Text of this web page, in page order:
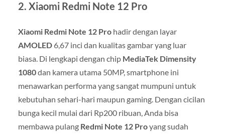
2. Xiaomi Redmi Note 12 Pro
Xiaomi Redmi Note 12 Prohadir dengan layar
AMOLED6,67 inci dan kualitas gambar yang luar
biasa. Di lengkapi dengan chip MediaTek Dimensity
1080dan kamera utama 50MP, smartphone ini
menawarkan performa yang sangat mumpuni untuk
kebutuhan sehari-hari maupun gaming. Dengan cicilan
bunga kecil mulai dari Rp200 ribuan, Anda bisa
membawa pulang Redmi Note 12 Proyang sudah